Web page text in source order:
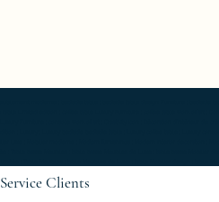
Service Clients